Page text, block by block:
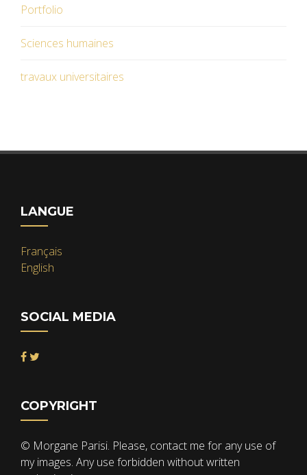
Portfolio
Sciences humaines
travaux universitaires
LANGUE
Français
English
SOCIAL MEDIA
COPYRIGHT
© Morgane Parisi. Please, contact me for any use of
my images. Any use forbidden without written